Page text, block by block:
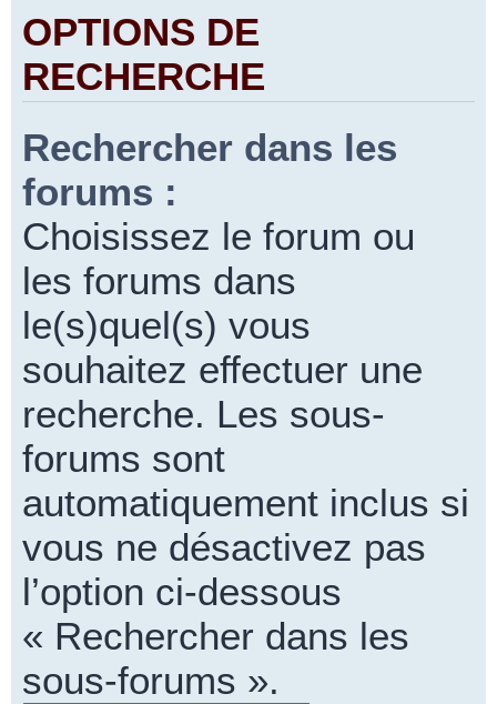
OPTIONS DE
RECHERCHE
Rechercher dans les
forums :
Choisissez le forum ou
les forums dans
le(s)quel(s) vous
souhaitez effectuer une
recherche. Les sous-
forums sont
automatiquement inclus si
vous ne désactivez pas
l’option ci-dessous
« Rechercher dans les
sous-forums ».